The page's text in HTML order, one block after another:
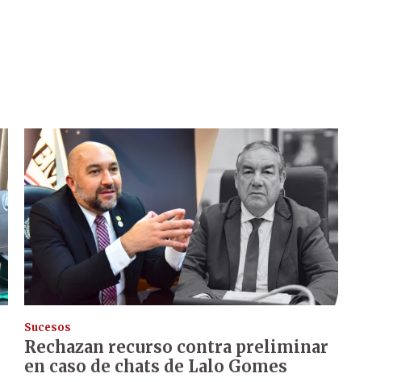
Sucesos
Rechazan recurso contra preliminar
en caso de chats de Lalo Gomes